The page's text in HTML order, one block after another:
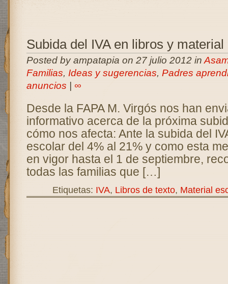
Subida del IVA en libros y material
Posted by ampatapia on 27 julio 2012 in
Familias, Ideas y sugerencias, Padres
anuncios
∞
Desde la FAPA M. Virgós nos han
informativo acerca de la próxima
cómo nos afecta: Ante la subida del
escolar del 4% al 21% y como esta
en vigor hasta el 1 de septiembre,
todas las familias que […]
Etiquetas: IVA, Libros de texto, Material